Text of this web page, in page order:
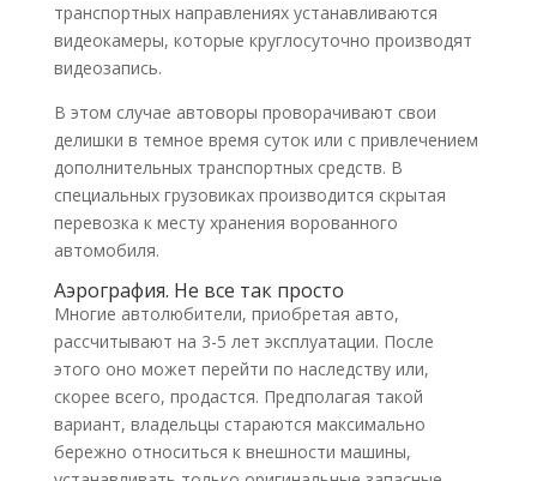
транспортных направлениях устанавливаются
видеокамеры, которые круглосуточно производят
видеозапись.
В этом случае автоворы проворачивают свои
делишки в темное время суток или с привлечением
дополнительных транспортных средств. В
специальных грузовиках производится скрытая
перевозка к месту хранения ворованного
автомобиля.
Аэрография. Не все так просто
Многие автолюбители, приобретая авто,
рассчитывают на 3-5 лет эксплуатации. После
этого оно может перейти по наследству или,
скорее всего, продастся. Предполагая такой
вариант, владельцы стараются максимально
бережно относиться к внешности машины,